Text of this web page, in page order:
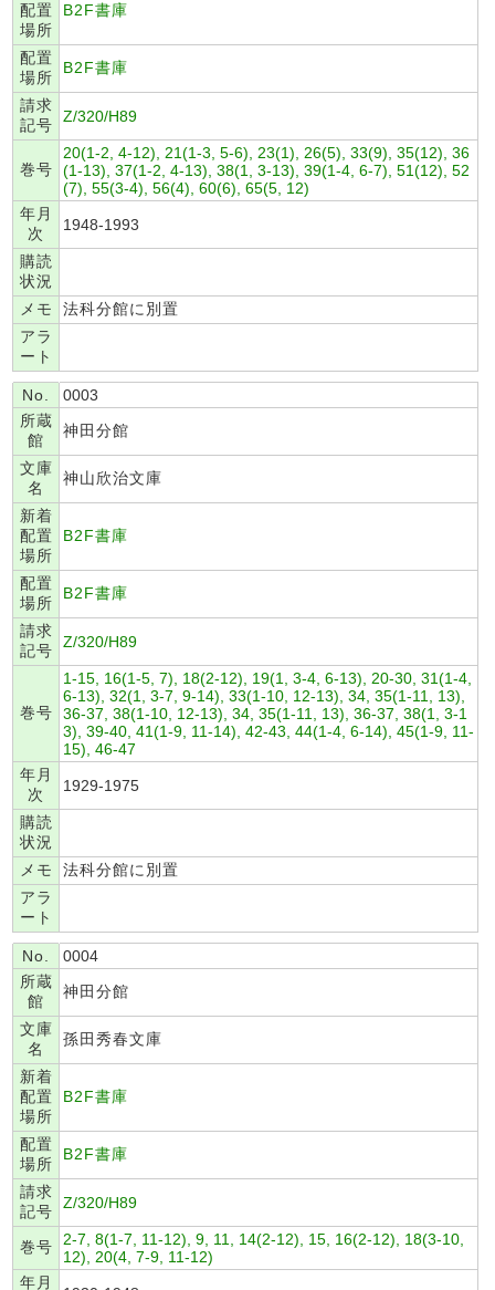
配置
場所
B2F書庫
配置
場所
B2F書庫
請求
記号
Z/320/H89
巻号
20(1-2, 4-12), 21(1-3, 5-6), 23(1), 26(5), 33(9), 35(12), 36
(1-13), 37(1-2, 4-13), 38(1, 3-13), 39(1-4, 6-7), 51(12), 52
(7), 55(3-4), 56(4), 60(6), 65(5, 12)
年月
次
1948-1993
購読
状況
メモ
法科分館に別置
アラ
ート
No.
0003
所蔵
館
神田分館
文庫
名
神山欣治文庫
新着
配置
場所
B2F書庫
配置
場所
B2F書庫
請求
記号
Z/320/H89
巻号
1-15, 16(1-5, 7), 18(2-12), 19(1, 3-4, 6-13), 20-30, 31(1-4,
6-13), 32(1, 3-7, 9-14), 33(1-10, 12-13), 34, 35(1-11, 13),
36-37, 38(1-10, 12-13), 34, 35(1-11, 13), 36-37, 38(1, 3-1
3), 39-40, 41(1-9, 11-14), 42-43, 44(1-4, 6-14), 45(1-9, 11-
15), 46-47
年月
次
1929-1975
購読
状況
メモ
法科分館に別置
アラ
ート
No.
0004
所蔵
館
神田分館
文庫
名
孫田秀春文庫
新着
配置
場所
B2F書庫
配置
場所
B2F書庫
請求
記号
Z/320/H89
巻号
2-7, 8(1-7, 11-12), 9, 11, 14(2-12), 15, 16(2-12), 18(3-10,
12), 20(4, 7-9, 11-12)
年月